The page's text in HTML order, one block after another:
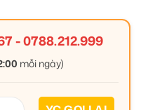
-0788.212.999
mỗi ngày)